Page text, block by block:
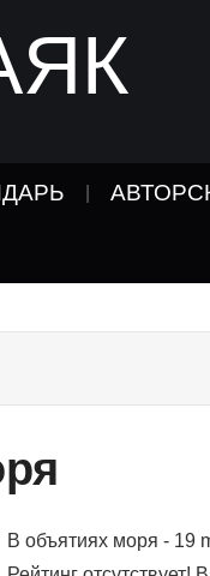
В объятиях моря - 19